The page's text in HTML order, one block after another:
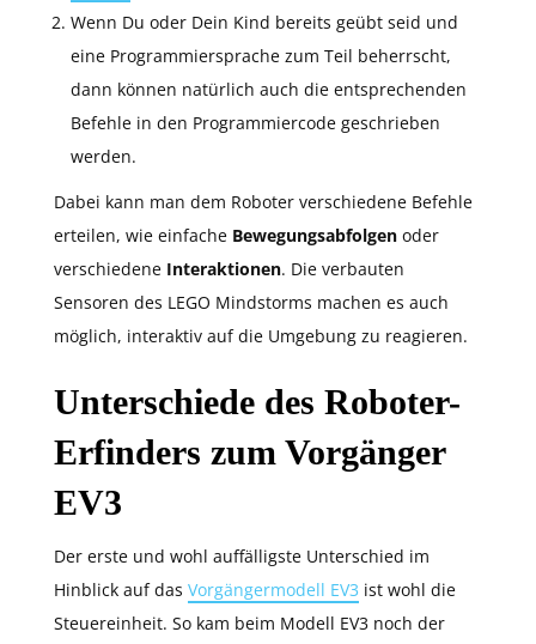
Wenn Du oder Dein Kind bereits geübt seid und
eine Programmiersprache zum Teil beherrscht,
dann können natürlich auch die entsprechenden
Befehle in den Programmiercode geschrieben
werden.
Dabei kann man dem Roboter verschiedene Befehle
erteilen, wie einfache Bewegungsabfolgen oder
verschiedene Interaktionen. Die verbauten
Sensoren des LEGO Mindstorms machen es auch
möglich, interaktiv auf die Umgebung zu reagieren.
Unterschiede des Roboter-
Erfinders zum Vorgänger
EV3
Der erste und wohl auffälligste Unterschied im
Hinblick auf das Vorgängermodell EV3 ist wohl die
Steuereinheit. So kam beim Modell EV3 noch der